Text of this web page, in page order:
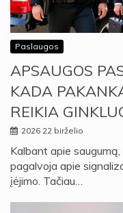
Paslaugos
APSAUGOS
KADA
REIKIA
2026 22 birželio
Kalbant apie
pagalvoja apie
įėjimo. Tačiau…